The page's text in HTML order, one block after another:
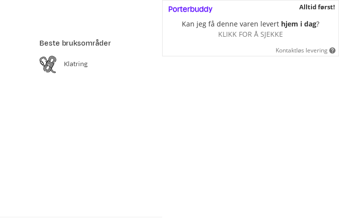
Beste bruksområder
Klatring
Alltid først!
Kan jeg få denne varen levert hjem i dag?
KLIKK FOR Å SJEKKE
Kontaktløs levering